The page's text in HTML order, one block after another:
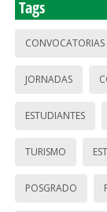
Tags
CONVOCATORIAS
JORNADAS
ESTUDIANTES
TURISMO
POSGRADO